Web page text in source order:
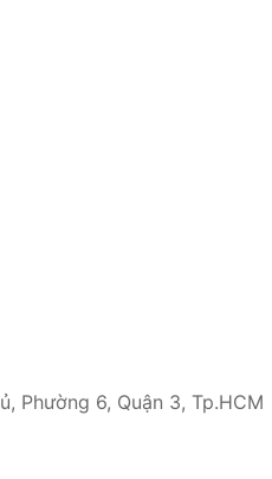
Phường 6, Quận 3, Tp.HCM